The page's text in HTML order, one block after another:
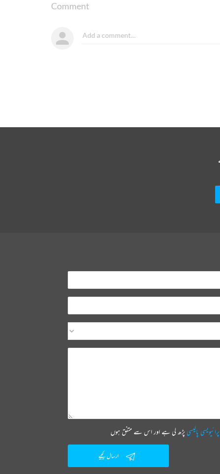
Comment
پرائیویسی پالیسیپڑھ لی ہے اور اس سے متفق ہوں
ارسال کیجیے